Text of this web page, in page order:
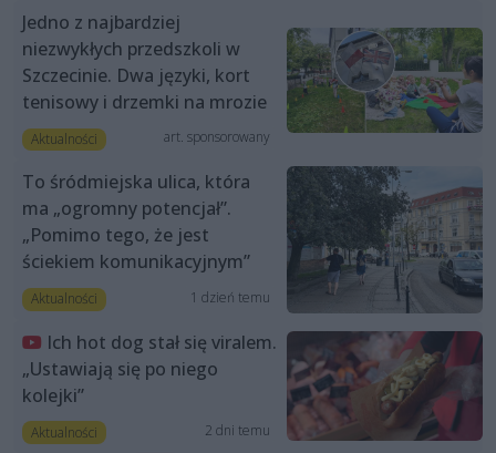
Jedno z najbardziej
niezwykłych przedszkoli w
Szczecinie. Dwa języki, kort
tenisowy i drzemki na mrozie
Aktualności art. sponsorowany
To śródmiejska ulica, która
ma „ogromny potencjał”.
„Pomimo tego, że jest
ściekiem komunikacyjnym”
Aktualności 1 dzień temu
Ich hot dog stał się viralem.
„Ustawiają się po niego
kolejki”
Aktualności 2 dni temu